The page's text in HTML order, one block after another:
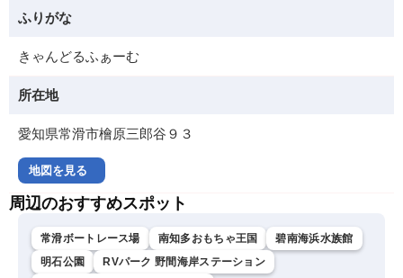
ふりがな
きゃんどるふぁーむ
所在地
愛知県常滑市檜原三郎谷９３
地図を見る
周辺のおすすめスポット
常滑ボートレース場 南知多おもちゃ王国
碧南海浜水族館
明石公園
RVパーク 野間海岸ステーション